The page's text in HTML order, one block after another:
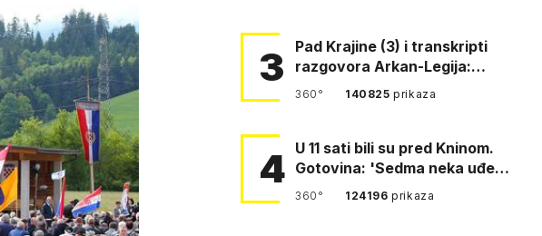
3
Pad Krajine (3) i transkripti
razgovora Arkan-Legija:
'Čujem, prelazite ustašam…
360° 140825prikaza
4 U 11 sati bili su pred Kninom.
Gotovina: 'Sedma neka uđe,
4. gardijska neka g…
360° 124196prikaza